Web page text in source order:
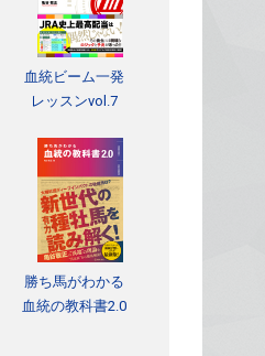
血統ビーム一発
レッスンvol.7
勝ち馬がわかる
血統の教科書2.0